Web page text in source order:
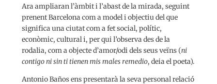
Ara ampliaran l’àmbit i l’abast de la mirada, seguint
prenent Barcelona com a model i objectiu del que
significa una ciutat com a fet social, polític,
econòmic, cultural i, per qui l’observa des de la
rodalia, com a objecte d’amor/odi dels seus veïns (ni
contigo ni sin ti tienen mis males remedio, deia el poeta).
Antonio Baños ens presentarà la seva personal relació